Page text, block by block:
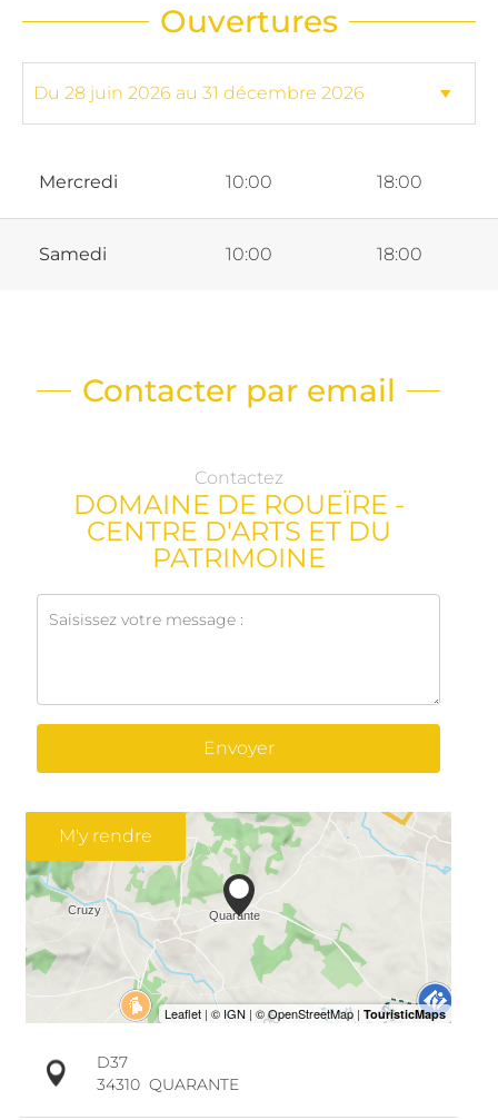
Ouvertures
Mercredi 10:00 18:00
Samedi 10:00 18:00
Contacter par email
Contactez
DOMAINE DE ROUEÏRE -
CENTRE D'ARTS ET DU
PATRIMOINE
Envoyer
M'y rendre
D37
34310 QUARANTE